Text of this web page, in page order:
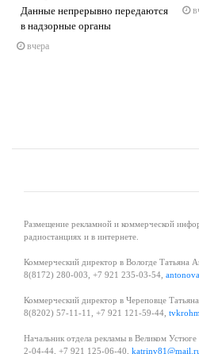
Данные непрерывно передаются
в надзорные органы
вчера
Размещение рекламной и коммерческой
радиостанциях и в интернете.
Коммерческий директор в Вологде Татьяна
8(8172) 280-003, +7 921 235-03-54,
Коммерческий директор в Череповце
8(8202) 57-11-11, +7 921 121-59-44,
Начальник отдела рекламы в Великом
2-04-44, +7 921 125-06-40,